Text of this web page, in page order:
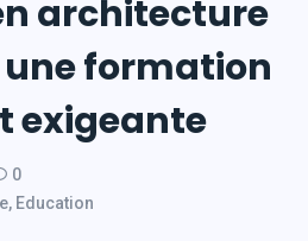
architecture
une formation
exigeante
0
, Education